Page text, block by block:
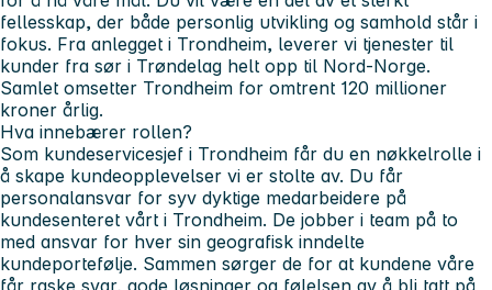
fellesskap, der både personlig utvikling og samhold står i
fokus. Fra anlegget i Trondheim, leverer vi tjenester til
kunder fra sør i Trøndelag helt opp til Nord-Norge.
Samlet omsetter Trondheim for omtrent 120 millioner
kroner årlig.
Hva innebærer rollen?
Som kundeservicesjef i Trondheim får du en nøkkelrolle i
å skape kundeopplevelser vi er stolte av. Du får
personalansvar for syv dyktige medarbeidere på
kundesenteret vårt i Trondheim. De jobber i team på to
med ansvar for hver sin geografisk inndelte
kundeportefølje. Sammen sørger de for at kundene våre
får raske svar, gode løsninger og følelsen av å bli tatt på